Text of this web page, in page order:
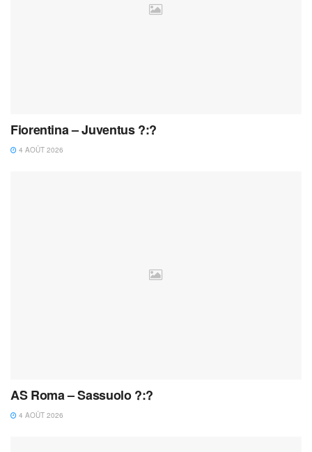
Fiorentina – Juventus ?:?
4 AOÛT 2026
AS Roma – Sassuolo ?:?
4 AOÛT 2026